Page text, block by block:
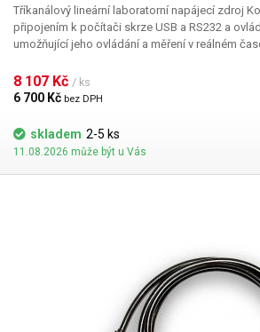
Tříkanálový lineární laboratorní napájecí zdroj
připojením k počítači skrze USB a RS232 a
umožňující jeho ovládání a měření v reálném
až 30V a 0 až 3A. Třetí větev disponuje
umožňuje jemnou a plynulou regulaci po 10mV a 1mA. Na
zdroje naleznete 9 svorek pro připojení kabelů
tak pomocí závitu. Každá větev má také
Všechny větve jsou od sebe galvanicky
nezávisle na sobě (mimo třetí 5V větve, kterou
dodávky jsou dva páry kabelů zakončených
krokových otočných regulátorů s funkcí tlačítka
jednotlivými desetinnými místy. Zvolené napětí i
velkém displeji složeném ze 4 menších
zobrazením 4 číselných míst. U napětí je
8 107 Kč / ks
6 700 Kč bez DPH
skladem 2-5 ks
11.08.2026 může být u Vás